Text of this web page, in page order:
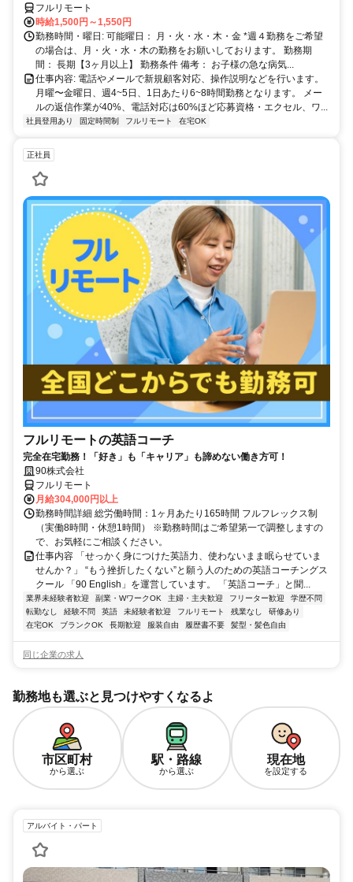
フルリモート
時給1,500円～1,550円
勤務時間・曜日: 可能曜日： 月・火・水・木・金 *週４勤務をご希望
の場合は、月・火・水・木の勤務をお願いしております。 勤務期
間： 長期【3ヶ月以上】 勤務条件 備考： お子様の急な病気...
仕事内容: 電話やメールで新規顧客対応、操作説明などを行います。
月曜〜金曜日、週4~5日、1日あたり6~8時間勤務となります。 メー
ルの返信作業が40%、電話対応は60%ほど応募資格・エクセル、ワ...
社員登用あり 固定時間制 フルリモート 在宅OK
正社員
フルリモートの英語コーチ
完全在宅勤務！「好き」も「キャリア」も諦めない働き方可！
90株式会社
フルリモート
月給304,000円以上
勤務時間詳細 総労働時間：1ヶ月あたり165時間 フルフレックス制
（実働8時間・休憩1時間） ※勤務時間はご希望第一で調整しますの
で、お気軽にご相談ください。
仕事内容 「せっかく身につけた英語力、使わないまま眠らせていま
せんか？」 “もう挫折したくない”と願う人のための英語コーチングス
クール 「90 English」を運営しています。 「英語コーチ」と聞...
業界未経験者歓迎 副業・WワークOK 主婦・主夫歓迎 フリーター歓迎
学歴不問
転勤なし
経験不問 英語 未経験者歓迎 フルリモート 残業なし
研修あり
在宅OK
ブランクOK 長期歓迎 服装自由 履歴書不要 髪型・髪色自由
同じ企業の求人
勤務地も選ぶと見つけやすくなるよ
市区町村
から選ぶ
駅・路線
から選ぶ
現在地
を設定する
アルバイト・パート